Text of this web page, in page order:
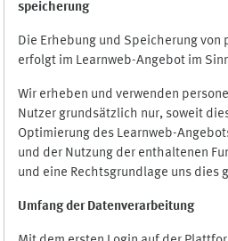
speicherung
Die Erhebung und Speicherung von
erfolgt im Learnweb-Angebot im
Wir erheben und verwenden
Nutzer grundsätzlich nur, soweit
Optimierung des Learnweb-
und der Nutzung der enthaltenen
und eine Rechtsgrundlage uns dies
Umfang der Datenverarbeitung